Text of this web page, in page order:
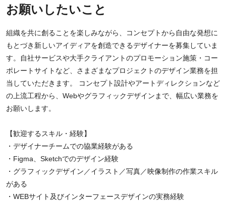
お願いしたいこと
組織を共に創ることを楽しみながら、コンセプトから自由な発想に
もとづき新しいアイディアを創造できるデザイナーを募集していま
す。自社サービスや大手クライアントのプロモーション施策・コー
ポレートサイトなど、さまざまなプロジェクトのデザイン業務を担
当していただきます。 コンセプト設計やアートディレクションなど
の上流工程から、Webやグラフィックデザインまで、幅広い業務を
お願いします。
【歓迎するスキル・経験】
・デザイナーチームでの協業経験がある
・Figma、Sketchでのデザイン経験
・グラフィックデザイン／イラスト／写真／映像制作の作業スキル
がある
・WEBサイト及びインターフェースデザインの実務経験